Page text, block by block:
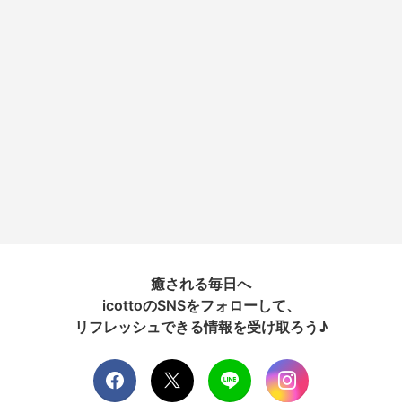
癒される毎日へ
icottoのSNSをフォローして、
リフレッシュできる情報を受け取ろう♪